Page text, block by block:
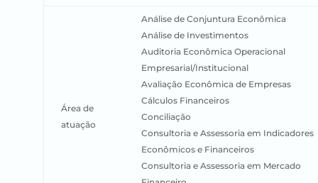
Área de
atuação
Análise de Conjuntura Econômica
Análise de Investimentos
Auditoria Econômica Operacional
Empresarial/Institucional
Avaliação Econômica de Empresas
Cálculos Financeiros
Conciliação
Consultoria e Assessoria em Indicadores
Econômicos e Financeiros
Consultoria e Assessoria em Mercado